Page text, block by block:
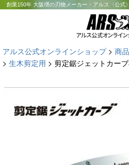
創業150年 大阪堺の刃物メーカー・アルス〈公式
アルス公式オンラインショップ 商
生木剪定用
剪定鋸ジェットカー